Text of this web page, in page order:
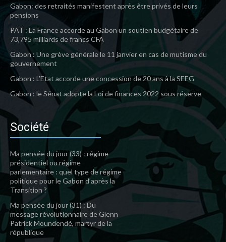
Gabon: des retraités manifestent après être privés de leurs
pensions
PAT : La France accorde au Gabon un soutien budgétaire de
73,795 milliards de francs CFA
Gabon : Une grève générale le 11 janvier en cas de mutisme du
gouvernement
Gabon : L’Etat accorde une concession de 20 ans à la SEEG
Gabon : le Sénat adopte la Loi de finances 2022 sous réserve
Société
Ma pensée du jour (33) : régime
présidentiel ou régime
parlementaire : quel type de régime
politique pour le Gabon d’après la
Transition ?
Ma pensée du jour (31) : Du
message révolutionnaire de Glenn
Patrick Moundendé, martyr de la
république